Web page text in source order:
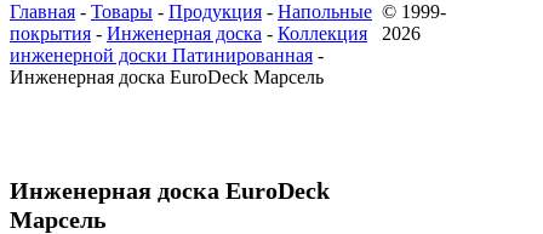
Главная - Товары - Продукция - Напольные
покрытия - Инженерная доска - Коллекция
инженерной доски Патинированная -
Инженерная доска EuroDeck Марсель
Инженерная доска EuroDeck
Марсель
© 1999-
2026